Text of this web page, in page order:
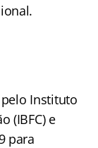
Instituto
(IBFC) e
para